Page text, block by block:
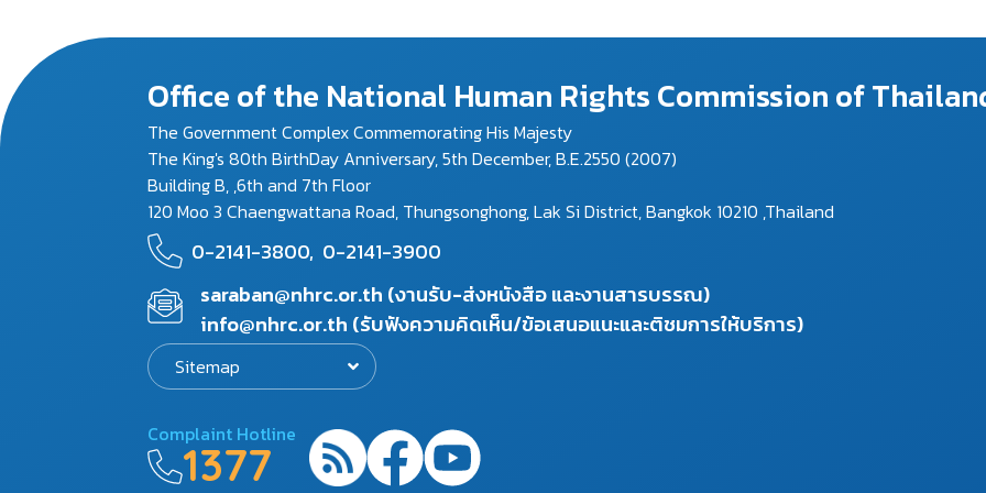
Office of the National Human Rights Commission of
The Government Complex Commemorating His Majesty
The King's 80th BirthDay Anniversary, 5th December, B.E.2550 (2007)
Building B, ,6th and 7th Floor
120 Moo 3 Chaengwattana Road, Thungsonghong, Lak Si District, Bangkok 10210 ,Thailand
0-2141-3800, 0-2141-3900
saraban@nhrc.or.th (งานรับ-ส่งหนังสือ และงานสารบรรณ)
info@nhrc.or.th (รับฟังความคิดเห็น/ข้อเสนอแนะและติชมการให้บริการ)
Sitemap
Complaint Hotline
1377